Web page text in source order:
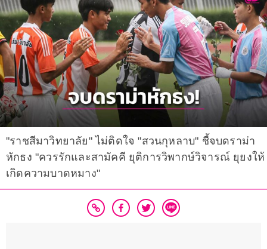
"ราชสีมาวิทยาลัย" ไม่ติดใจ "สวนกุหลาบ" ชี้จบดราม่า
หักธง "ควรรักและสามัคคี ยุติการวิพากษ์วิจารณ์ ยุยงให้
เกิดความบาดหมาง"